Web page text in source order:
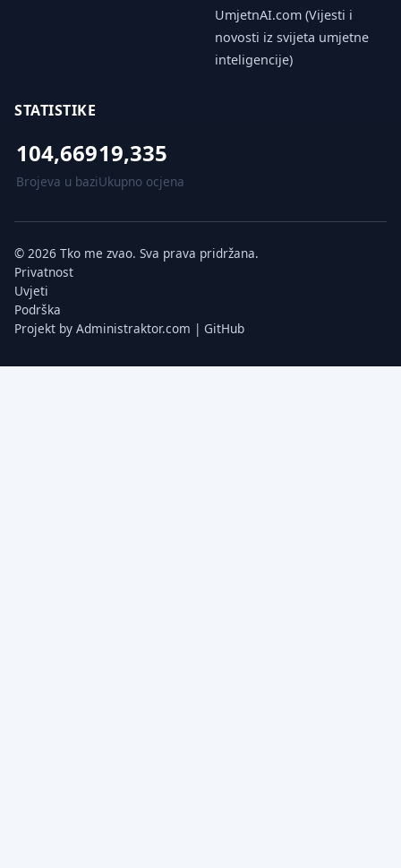
UmjetnAI.com (Vijesti i
novosti iz svijeta umjetne
inteligencije)
STATISTIKE
104,669
Brojeva u bazi
19,335
Ukupno ocjena
© 2026 Tko me zvao. Sva prava pridržana.
Privatnost
Uvjeti
Podrška
Projekt by Administraktor.com | GitHub